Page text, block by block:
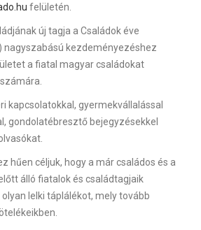
felületén.
új tagja a Családok éve
) nagyszabású kezdeményezéshez
a fiatal magyar családokat
kapcsolatokkal, gyermekvállalással
gondolatébresztő bejegyzésekkel
hűen céljuk, hogy a már családos és a
álló fiatalok és családtagjaik
lelki táplálékot, mely tovább